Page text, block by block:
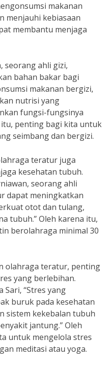
makanan
menjauhi kebiasaan
membantu menjaga
seorang ahli gizi,
bahan bakar bagi
makanan bergizi,
nutrisi yang
fungsi-fungsinya
itu, penting bagi kita untuk
seimbang dan bergizi.
teratur juga
kesehatan tubuh.
seorang ahli
dapat meningkatkan
otot dan tulang,
tubuh.” Oleh karena itu,
berolahraga minimal 30
olahraga teratur, penting
yang berlebihan.
“Stres yang
buruk pada kesehatan
sistem kekebalan tubuh
jantung.” Oleh
untuk mengelola stres
meditasi atau yoga.